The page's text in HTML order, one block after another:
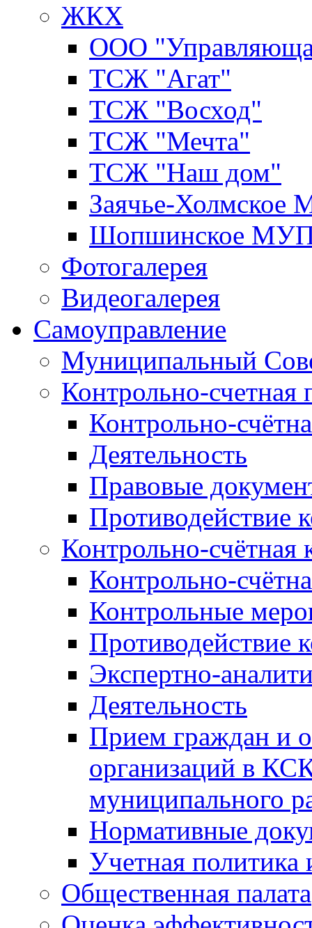
ЖКХ
ООО
ТСЖ "Агат"
ТСЖ "Восход"
ТСЖ "Мечта"
ТСЖ "Наш дом"
Заячье-
Шопшинское
Фотогалерея
Видеогалерея
Самоуправление
Муниципальный
Контрольно-счетная
Контрольно-
Деятельность
Правовые
Противодействие
Контрольно-счётная
Контрольно-
Контрольные
Противодействие
Экспертно-
Деятельность
Прием граждан и
организаций в
муниципального
Нормативные
Учетная политика
Общественная палата